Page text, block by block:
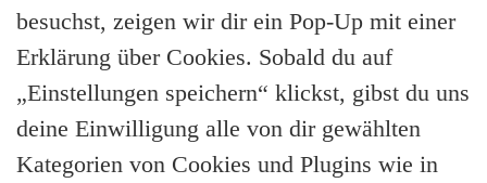
besuchst, zeigen wir dir ein Pop-Up mit einer
Erklärung über Cookies. Sobald du auf
„Einstellungen speichern“ klickst, gibst du uns
deine Einwilligung alle von dir gewählten
Kategorien von Cookies und Plugins wie in